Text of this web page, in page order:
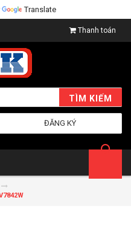
Translate
Thanh toán
TÌM KIẾM
ĐĂNG KÝ